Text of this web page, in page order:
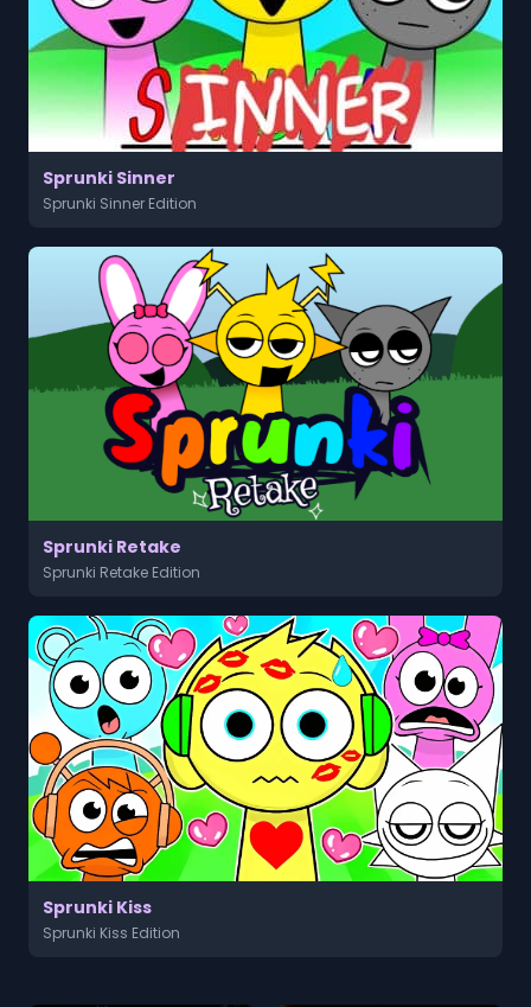
Sprunki Sinner
Sprunki Sinner Edition
Sprunki Retake
Sprunki Retake Edition
Sprunki Kiss
Sprunki Kiss Edition